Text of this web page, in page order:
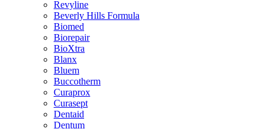
Revyline
Beverly Hills Formula
Biomed
Biorepair
BioXtra
Blanx
Bluem
Buccotherm
Curaprox
Curasept
Dentaid
Dentum